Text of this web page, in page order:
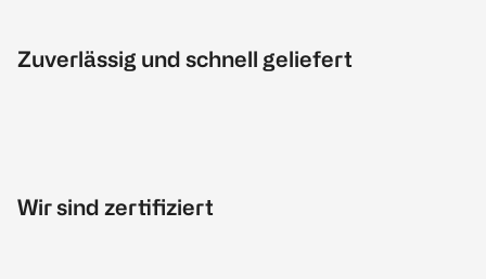
Zuverlässig und schnell geliefert
Wir sind zertifiziert